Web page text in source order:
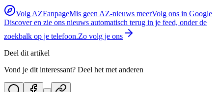
Volg AZFanpageMis geen AZ-nieuws meerVolg ons in Google
Discover en zie ons nieuws automatisch terug in je feed, onder de
zoekbalk op je telefoon.Zo volg je ons
Deel dit artikel
Vond je dit interessant? Deel het met anderen